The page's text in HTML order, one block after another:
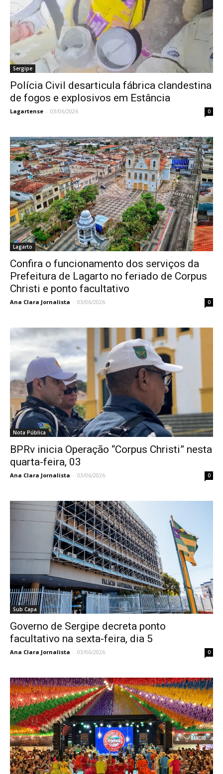
Sergipe
Polícia Civil desarticula fábrica clandestina
de fogos e explosivos em Estância
Lagartense - 03/06/2026 0
Lagarto
Confira o funcionamento dos serviços da
Prefeitura de Lagarto no feriado de Corpus
Christi e ponto facultativo
Ana Clara Jornalista - 03/06/2026 0
Nota Pública
BPRv inicia Operação “Corpus Christi” nesta
quarta-feira, 03
Ana Clara Jornalista - 03/06/2026 0
Sub Capa
Governo de Sergipe decreta ponto
facultativo na sexta-feira, dia 5
Ana Clara Jornalista - 03/06/2026 0